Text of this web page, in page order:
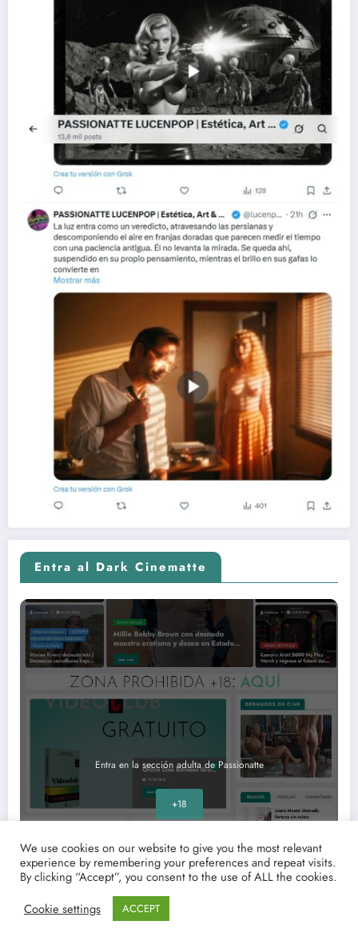
Entra al Dark Cinematte
Entra en la sección adulta de Passionatte
+18
We use cookies on our website to give you the most relevant
experience by remembering your preferences and repeat visits.
By clicking “Accept”, you consent to the use of ALL the cookies.
Cookie settings
ACCEPT